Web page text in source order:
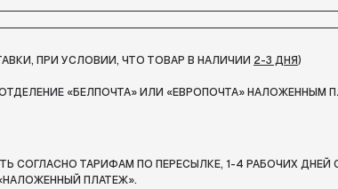
ПРИ УСЛОВИИ, ЧТО ТОВАР В НАЛИЧИИ 2-3 ДНЯ)
«БЕЛПОЧТА»ИЛИ «ЕВРОПОЧТА» НАЛОЖЕННЫМ
СОГЛАСНО ТАРИФАМ ПО ПЕРЕСЫЛКЕ, 1-4 РАБОЧИХ ДНЕЙ
ПЛАТЕЖ».